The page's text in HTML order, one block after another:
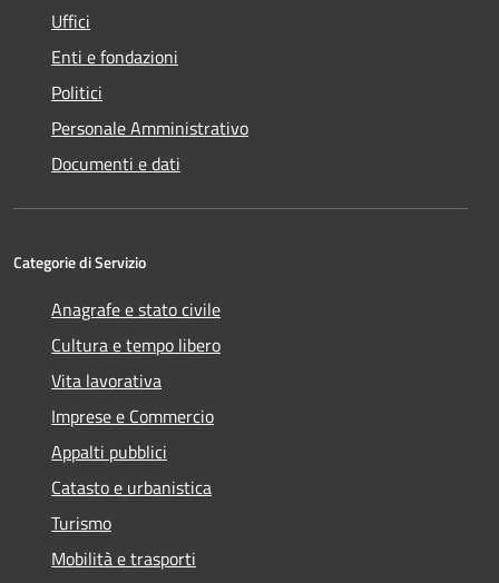
Uffici
Enti e fondazioni
Politici
Personale Amministrativo
Documenti e dati
Categorie di Servizio
Anagrafe e stato civile
Cultura e tempo libero
Vita lavorativa
Imprese e Commercio
Appalti pubblici
Catasto e urbanistica
Turismo
Mobilità e trasporti